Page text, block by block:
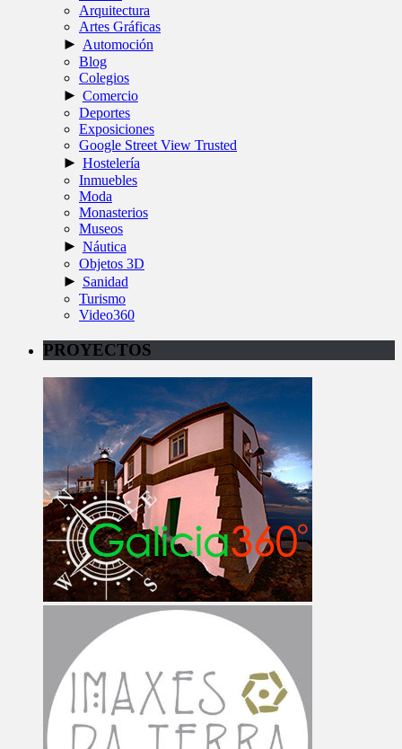
Arquitectura
Artes Gráficas
► Automoción
Blog
Colegios
► Comercio
Deportes
Exposiciones
Google Street View Trusted
► Hostelería
Inmuebles
Moda
Monasterios
Museos
► Náutica
Objetos 3D
► Sanidad
Turismo
Video360
PROYECTOS